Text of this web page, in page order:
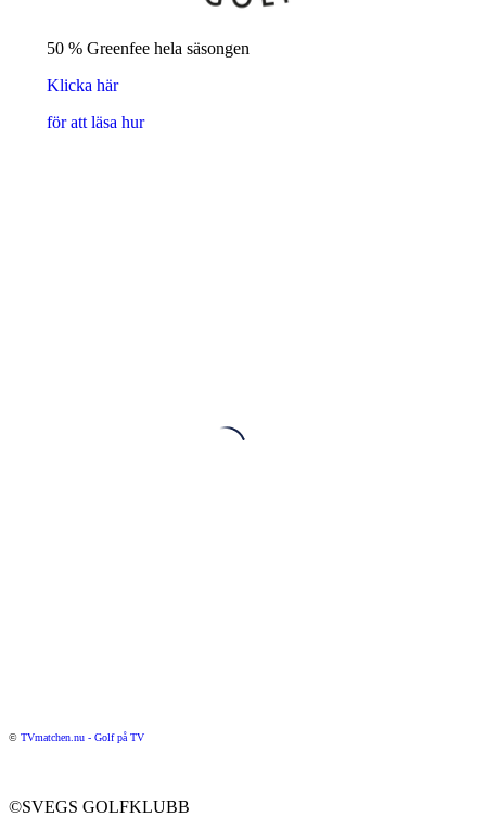
50 % Greenfee hela säsongen
Klicka här
för att läsa hur
© TVmatchen.nu - Golf på TV
©SVEGS GOLFKLUBB